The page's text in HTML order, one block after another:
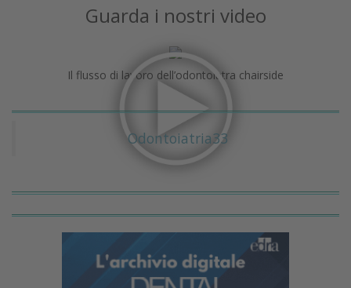
Guarda i nostri video
Il flusso di lavoro dell’odontoiatra chairside
Odontoiatria33